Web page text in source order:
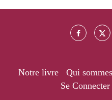
Notre livre Qui
Se